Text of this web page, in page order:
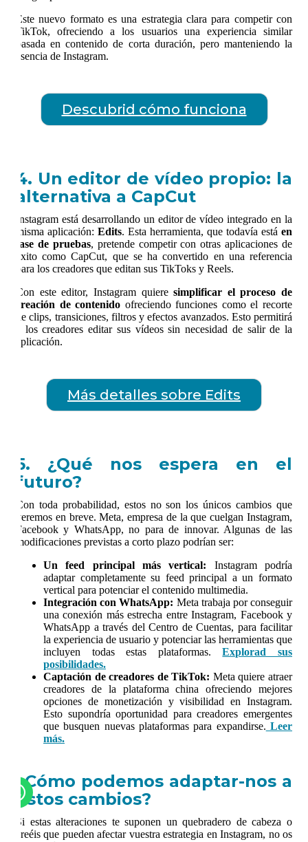
Este nuevo formato es una estrategia clara para competir con
TikTok, ofreciendo a los usuarios una experiencia similar
basada en contenido de corta duración, pero manteniendo la
esencia de Instagram.
Descubrid cómo funciona
4. Un editor de vídeo propio: la
alternativa a CapCut
Instagram está desarrollando un editor de vídeo integrado en la
misma aplicación: Edits. Esta herramienta, que todavía está en
fase de pruebas, pretende competir con otras aplicaciones de
éxito como CapCut, que se ha convertido en una referencia
para los creadores que editan sus TikToks y Reels.
Con este editor, Instagram quieresimplificar el proceso de
creación de contenido ofreciendo funciones como el recorte
de clips, transiciones, filtros y efectos avanzados. Esto permitirá
a los creadores editar sus vídeos sin necesidad de salir de la
aplicación.
Más detalles sobre Edits
5. ¿Qué nos espera en el
futuro?
Con toda probabilidad, estos no son los únicos cambios que
veremos en breve. Meta, empresa de la que cuelgan Instagram,
Facebook y WhatsApp, no para de innovar. Algunas de las
modificaciones previstas a corto plazo podrían ser:
Un feed principal más vertical: Instagram podría
adaptar completamente su feed principal a un formato
vertical para potenciar el contenido multimedia.
Integración con WhatsApp: Meta trabaja por conseguir
una conexión más estrecha entre Instagram, Facebook y
WhatsApp a través del Centro de Cuentas, para facilitar
la experiencia de usuario y potenciar las herramientas que
incluyen todas estas plataformas.Explorad sus
posibilidades.
Captación de creadores de TikTok: Meta quiere atraer
creadores de la plataforma china ofreciendo mejores
opciones de monetización y visibilidad en Instagram.
Esto supondría oportunidad para creadores emergentes
que busquen nuevas plataformas para expandirse. Leer
más.
¿Cómo podemos adaptar-nos a
estos cambios?
Si estas alteraciones te suponen un quebradero de cabeza o
creéis que pueden afectar vuestra estrategia en Instagram, no os